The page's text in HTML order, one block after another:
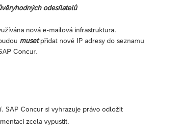
odesílatelů
nová e-mailová infrastruktura.
musetpřidat nové IP adresy do seznamu
Concur.
SAP Concur si vyhrazuje právo odložit
zcela vypustit.